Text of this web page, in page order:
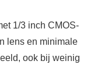
1/3 inch CMOS-
lens en minimale
ook bij weinig